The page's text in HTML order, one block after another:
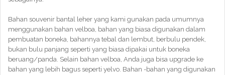
Bahan souvenir bantal leher yang kami gunakan pada umumnya
menggunakan bahan velboa, bahan yang biasa digunakan dalam
pembuatan boneka, bahannya tebal dan lembut, berbulu pendek,
bukan bulu panjang seperti yang biasa dipakai untuk boneka
beruang/panda. Selain bahan velboa, Anda juga bisa upgrade ke
bahan yang lebih bagus seperti yelvo. Bahan -bahan yang digunakan